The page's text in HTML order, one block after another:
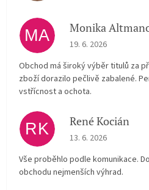
MA Monika
The store rating is 5
19. 6. 2026
Obchod má široký výběr titulů za
zboží dorazilo pečlivě zabalené.
vstřícnost a ochota.
RK René Kocián
The store rating is 5
13. 6. 2026
Vše proběhlo podle komunikace.
obchodu nejmenších výhrad.